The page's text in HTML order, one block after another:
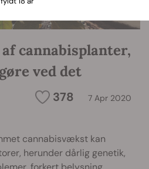
cannabisplanter,
ved det
378 7 Apr 2020
cannabisvækst kan
herunder dårlig genetik,